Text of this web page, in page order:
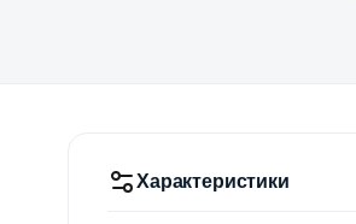
Характеристики